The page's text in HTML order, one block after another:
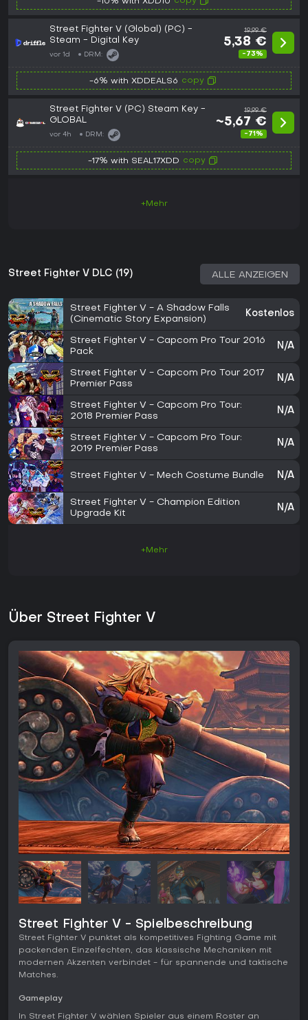
Street Fighter V (Global) (PC) -
Steam - Digital Key
vor 1d DRM:
19,99 €
5,38 €
-73%
-6% with XDDEALS6 copy
Street Fighter V (PC) Steam Key -
GLOBAL
vor 4h DRM:
19,99 €
~5,67 €
-71%
-17% with SEAL17XDD copy
+Mehr
Street Fighter V DLC (19) ALLE ANZEIGEN
Street Fighter V - A Shadow Falls
(Cinematic Story Expansion)
Kostenlos
Street Fighter V - Capcom Pro Tour 2016
Pack
N/A
Street Fighter V - Capcom Pro Tour 2017
Premier Pass
N/A
Street Fighter V - Capcom Pro Tour:
2018 Premier Pass
N/A
Street Fighter V - Capcom Pro Tour:
2019 Premier Pass
N/A
Street Fighter V - Mech Costume Bundle N/A
Street Fighter V - Champion Edition
Upgrade Kit
N/A
+Mehr
Über Street Fighter V
Street Fighter V - Spielbeschreibung
Street Fighter V punktet als kompetitives Fighting Game mit
packenden Einzelfechten, das klassische Mechaniken mit
modernen Akzenten verbindet - für spannende und taktische
Matches.
Gameplay
In Street Fighter V wählen Spieler aus einem Roster an